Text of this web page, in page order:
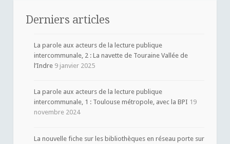
Derniers articles
La parole aux acteurs de la lecture publique
intercommunale, 2 : La navette de Touraine Vallée de
l’Indre 9 janvier 2025
La parole aux acteurs de la lecture publique
intercommunale, 1 : Toulouse métropole, avec la BPI 19
novembre 2024
La nouvelle fiche sur les bibliothèques en réseau porte sur